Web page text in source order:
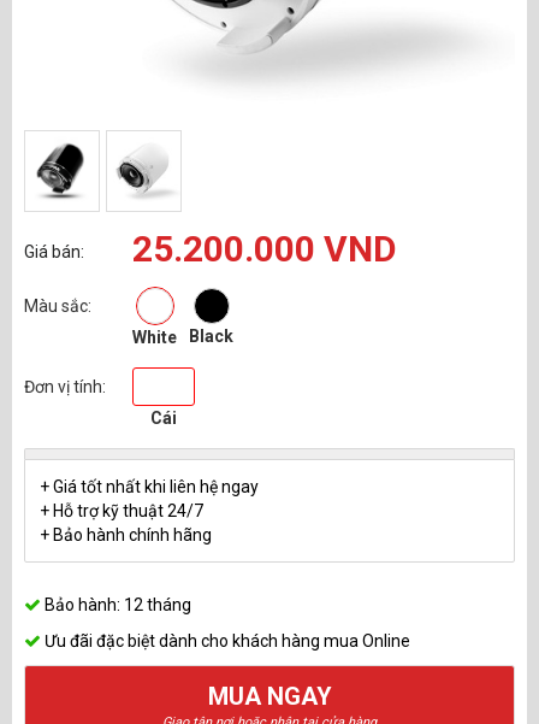
Giá bán: 25.200.000 VND
Màu sắc:
White
Black
Đơn vị tính:
Cái
+ Giá tốt nhất khi liên hệ ngay
+ Hỗ trợ kỹ thuật 24/7
+ Bảo hành chính hãng
Bảo hành: 12 tháng
Ưu đãi đặc biệt dành cho khách hàng mua Online
MUA NGAY